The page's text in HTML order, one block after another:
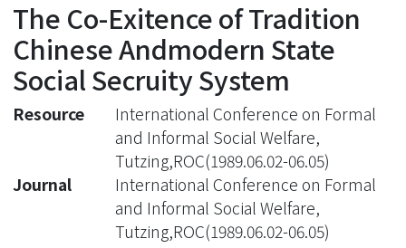
Statistics
The Co-Exitence of Tradition
Chinese Andmodern State
Social Secruity System
Resource
International Conference on Formal
and Informal Social Welfare,
Tutzing,ROC(1989.06.02-06.05)
Journal
International Conference on Formal
and Informal Social Welfare,
Tutzing,ROC(1989.06.02-06.05)